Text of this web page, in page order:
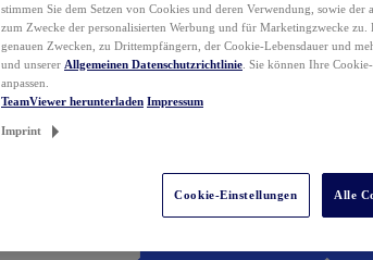
stimmen Sie dem Setzen von Cookies und deren Verwendung, sowie der
zum Zwecke der personalisierten Werbung und für Marketingzwecke
genauen Zwecken, zu Drittempfängern, der Cookie-Lebensdauer und
und unserer Allgemeinen Datenschutzrichtlinie . Sie können Ihre
anpassen.
TeamViewer herunterladen Impressum
Imprint
Cookie-Einstellungen Alle